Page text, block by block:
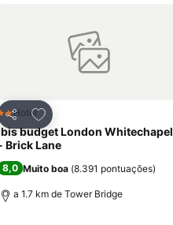
Partilhar
Adicionar aos favoritos
Estrelas
Hotel
budget London Whitechapel
Brick Lane
8,0 Muito boa (8.391 pontuações)
a 1.7 km de Tower Bridge